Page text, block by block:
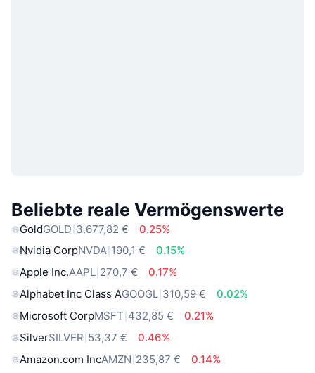
Beliebte reale Vermögenswerte
GoldGOLD 3.677,82 €
0.25%
Nvidia CorpNVDA 190,1 €
0.15%
Apple Inc.AAPL 270,7 €
0.17%
Alphabet Inc Class AGOOGL 310,59 €
0.02%
Microsoft CorpMSFT 432,85 €
0.21%
SilverSILVER 53,37 €
0.46%
Amazon.com IncAMZN 235,87 €
0.14%